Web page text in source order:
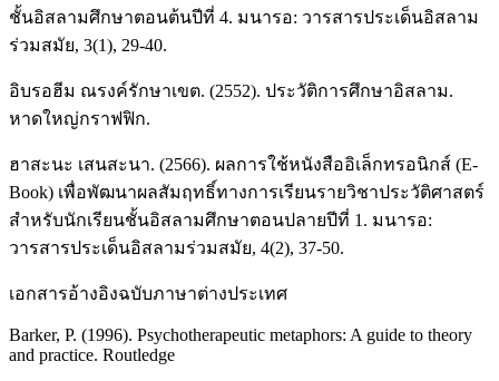
ชั้นอิสลามศึกษาตอนต้นปีที่ 4. มนารอ: วารสารประเด็นอิสลาม
ร่วมสมัย, 3(1), 29-40.
อิบรอฮีม ณรงค์รักษาเขต. (2552). ประวัติการศึกษาอิสลาม.
หาดใหญ่กราฟฟิก.
ฮาสะนะ เสนสะนา. (2566). ผลการใช้หนังสืออิเล็กทรอนิกส์ (E-
Book) เพื่อพัฒนาผลสัมฤทธิ์ทางการเรียนรายวิชาประวัติศาสตร์
สำหรับนักเรียนชั้นอิสลามศึกษาตอนปลายปีที่ 1. มนารอ:
วารสารประเด็นอิสลามร่วมสมัย, 4(2), 37-50.
เอกสารอ้างอิงฉบับภาษาต่างประเทศ
Barker, P. (1996). Psychotherapeutic metaphors: A guide to theory
and practice. Routledge